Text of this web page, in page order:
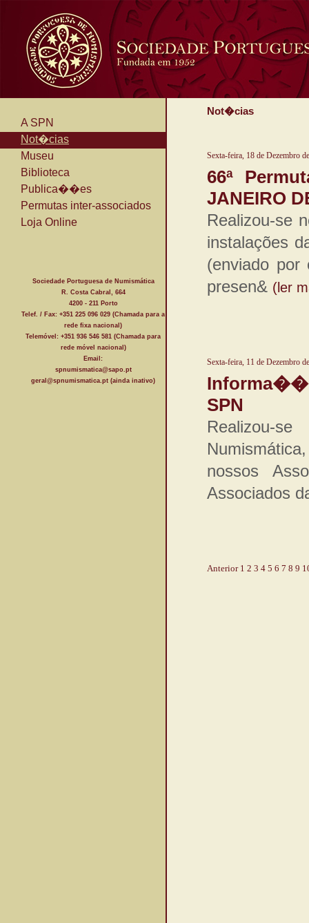
A SPN
Not�cias
Museu
Biblioteca
Publica��es
Permutas inter-associados
Loja Online
Sociedade Portuguesa de Numismática
R. Costa Cabral, 664
4200 - 211 Porto
Telef. / Fax: +351 225 096 029 (Chamada para a
rede fixa nacional)
Telemóvel: +351 936 546 581 (Chamada para
rede móvel nacional)
Email:
spnumismatica@sapo.pt
geral@spnumismatica.pt (ainda inativo)
Not�cias
Sexta-feira, 18 de Dezembro
66ª
JANEIRO
Realizou-se
instalações
(enviado
presen& (ler
Sexta-feira, 11 de Dezembro
SPN
Realizou-
nossos
Associados
Anterior 1 2 3 4 5 6 7 8 9